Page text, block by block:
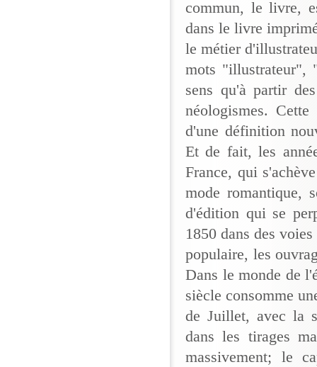
commun, le livre,
dans le livre
le métier
mots "illustrateur",
sens qu'à partir
néologismes.
d'une définition
Et de fait, les
France, qui
mode romantique,
d'édition qui se
1850 dans des
populaire, les
Dans le monde de
siècle consomme
de Juillet, avec la
dans les tirages
massivement; le